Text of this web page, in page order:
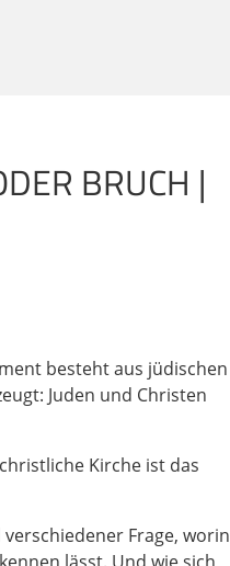
von irgendetwas
dich vor ihnen nicht
steht heute. Und
teilen. Wenn Paulus
wird,
seiner Zeit und mit
der Messias
gestellt, wenn
heftigst debattiert. So.
Jude und ist es
ja ein wenig
BRUCH |
besteht aus jüdischen
Juden und Christen
Kirche ist das
Frage, worin